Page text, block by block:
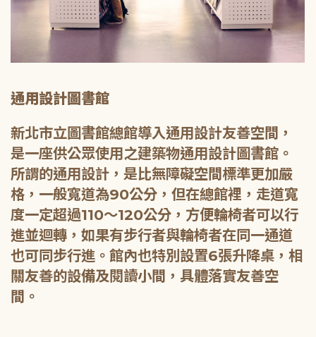
通用設計圖書館
新北市立圖書館總館導入通用設計友善空間，
是一座供公眾使用之建築物通用設計圖書館。
所謂的通用設計，是比無障礙空間標準更加嚴
格，一般寬道為90公分，但在總館裡，走道寬
度一定超過110～120公分，方便輪椅者可以行
進並迴轉，如果有步行者與輪椅者在同一通道
也可同步行進。館內也特別設置6張升降桌，相
關友善的設備及閱讀小間，具體落實友善空
間。